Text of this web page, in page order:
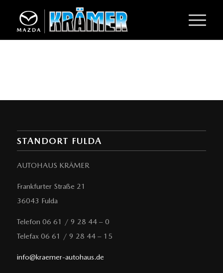
STANDORT FULDA
AUTOHAUS KRÄMER
Frankfurter Straße 21
36043 Fulda
Telefon 06 61 / 9 28 44 – 0
Telefax 06 61 / 9 28 44 – 15
info@kraemer-autohaus.de